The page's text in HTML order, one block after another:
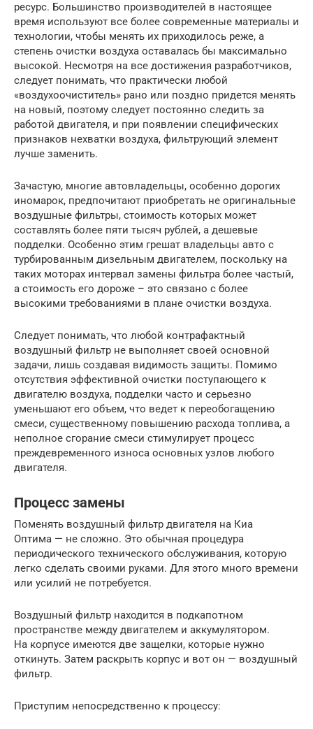
ресурс. Большинство производителей в настоящее
время используют все более современные материалы и
технологии, чтобы менять их приходилось реже, а
степень очистки воздуха оставалась бы максимально
высокой. Несмотря на все достижения разработчиков,
следует понимать, что практически любой
«воздухоочиститель» рано или поздно придется менять
на новый, поэтому следует постоянно следить за
работой двигателя, и при появлении специфических
признаков нехватки воздуха, фильтрующий элемент
лучше заменить.
Зачастую, многие автовладельцы, особенно дорогих
иномарок, предпочитают приобретать не оригинальные
воздушные фильтры, стоимость которых может
составлять более пяти тысяч рублей, а дешевые
подделки. Особенно этим грешат владельцы авто с
турбированным дизельным двигателем, поскольку на
таких моторах интервал замены фильтра более частый,
а стоимость его дороже – это связано с более
высокими требованиями в плане очистки воздуха.
Следует понимать, что любой контрафактный
воздушный фильтр не выполняет своей основной
задачи, лишь создавая видимость защиты. Помимо
отсутствия эффективной очистки поступающего к
двигателю воздуха, подделки часто и серьезно
уменьшают его объем, что ведет к переобогащению
смеси, существенному повышению расхода топлива, а
неполное сгорание смеси стимулирует процесс
преждевременного износа основных узлов любого
двигателя.
Процесс замены
Поменять воздушный фильтр двигателя на Киа
Оптима — не сложно. Это обычная процедура
периодического технического обслуживания, которую
легко сделать своими руками. Для этого много времени
или усилий не потребуется.
Воздушный фильтр находится в подкапотном
пространстве между двигателем и аккумулятором.
На корпусе имеются две защелки, которые нужно
откинуть. Затем раскрыть корпус и вот он — воздушный
фильтр.
Приступим непосредственно к процессу: